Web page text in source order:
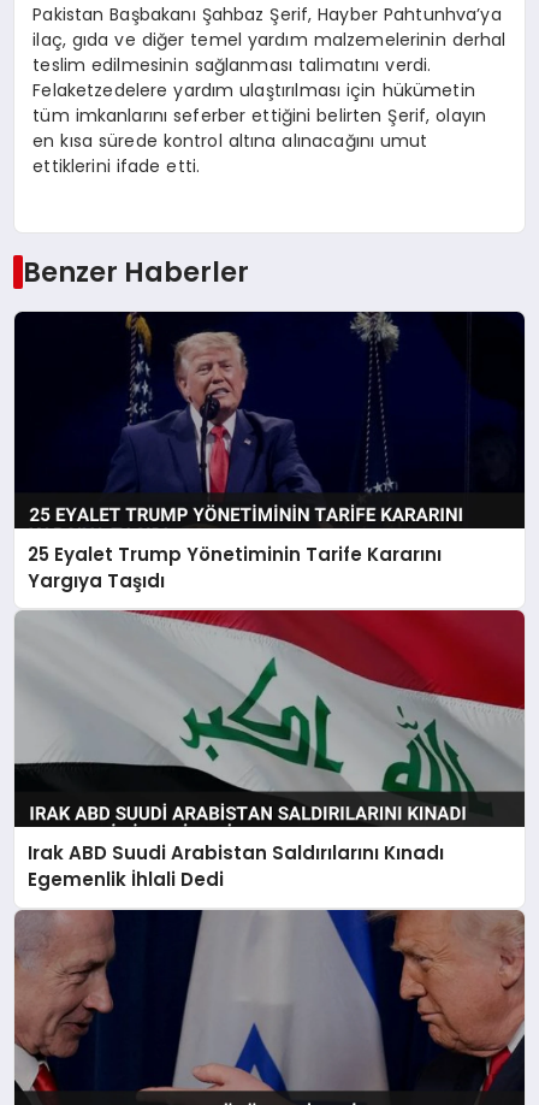
Pakistan Başbakanı Şahbaz Şerif, Hayber Pahtunhva’ya
ilaç, gıda ve diğer temel yardım malzemelerinin derhal
teslim edilmesinin sağlanması talimatını verdi.
Felaketzedelere yardım ulaştırılması için hükümetin
tüm imkanlarını seferber ettiğini belirten Şerif, olayın
en kısa sürede kontrol altına alınacağını umut
ettiklerini ifade etti.
Benzer Haberler
25 Eyalet Trump Yönetiminin Tarife Kararını
Yargıya Taşıdı
Irak ABD Suudi Arabistan Saldırılarını Kınadı
Egemenlik İhlali Dedi